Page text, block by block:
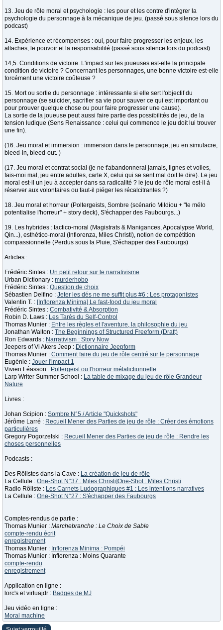
13. Jeu de rôle moral et psychologie : les pour et les contre d'intégrer la
psychologie du personnage à la mécanique de jeu. (passé sous silence lors du
podcast)
14. Expérience et récompenses : oui, pour faire progresser les enjeux, les
attaches, le pouvoir et la responsabilité (passé sous silence lors du podcast)
14,5. Conditions de victoire. L'impact sur les joueuses est-elle la principale
condition de victoire ? Concernant les personnages, une bonne victoire est-elle
forcément une victoire coûteuse ?
15. Mort ou sortie du personnage : intéressante si elle sert l'objectif du
personnage (se suicider, sacrifier sa vie pour sauver ce qui est important ou
pour prouver quelque chose ou pour faire progresser une cause).
La sortie de la joueuse peut aussi faire partie des possibilités de jeu, de la
tension ludique (Sens Renaissance : celui qui commence le jeu doit lui trouver
une fin).
(16. Jeu moral et immersion : immersion dans le personnage, jeu en simulacre,
bleed-in, bleed-out. )
(17. Jeu moral et contrat social (je ne t'abandonnerai jamais, lignes et voiles,
fais-moi mal, jeu entre adultes, carte X, celui qui se sent mal doit le dire). Le jeu
moral est-il un jeu à accepter dans sa radicalité ? le jeu de rôle moral est-il à
réserver aux volontaires ou faut-il piéger les récalcitrantes ?)
18. Jeu moral et horreur (Poltergeists, Sombre (scénario Mildiou + "le mélo
potentialise l'horreur" + story deck), S'échapper des Faubourgs...)
19. Les hybrides : tactico-moral (Magistrats & Manigances, Apocalypse World,
Qin...), esthético-moral (Inflorenza, Miles Christi), notion de compétition
compassionnelle (Perdus sous la Pluie, S'échapper des Faubourgs)
Articles :
Frédéric Sintes : Un petit retour sur le narrativisme
Urban Dictionary : murderhobo
Frédéric Sintes : Question de choix
Sébastien Delfino : Jeter les dés ne me suffit plus #6 : Les protagonistes
Valentin T. : [Inflorenza Minima] Le fast-food du jeu moral
Frédéric Sintes : Combativité & Absorption
Robin D. Laws : Les Tarés du Self-Control
Thomas Munier : Entre les règles et l'aventure, la philosophie du jeu
Jonathan Walton : The Beginnings of Structured Freeform (Draft)
Ron Edwards : Narrativism : Story Now
Jeepers of Vi Akers Jeep : Dictionnaire Jeepform
Thomas Munier : Comment faire du jeu de rôle centré sur le personnage
Eugénie : Jouer l'impact 1
Vivien Féasson : Poltergeist ou l'horreur métafictionnelle
Larp Writer Summer School : La table de mixage du jeu de rôle Grandeur
Nature
Livres :
Johan Scipion : Sombre N°5 / Article "Quickshots"
Jérôme Larré : Recueil Mener des Parties de jeu de rôle : Créer des émotions
particulières
Gregory Pogorzelski : Recueil Mener des Parties de jeu de rôle : Rendre les
choses personnelles
Podcasts :
Des Rôlistes dans la Cave : La création de jeu de rôle
La Cellule : One-Shot N°37 : Miles Christi]One-Shot : Miles Christi
Radio Rôliste : Les Carnets Ludographiques #1 : Les intentions narratives
La Cellule : One-Shot N°27 : S'échapper des Faubourgs
Comptes-rendus de partie :
Thomas Munier : Marchebranche : Le Choix de Sable
compte-rendu écrit
enregistrement
Thomas Munier : Inflorenza Minima : Pompéi
Thomas Munier : Inflorenza : Moins Quarante
compte-rendu
enregistrement
Application en ligne :
lorc's et virtuajdr : Badges de MJ
Jeu vidéo en ligne :
Moral machine